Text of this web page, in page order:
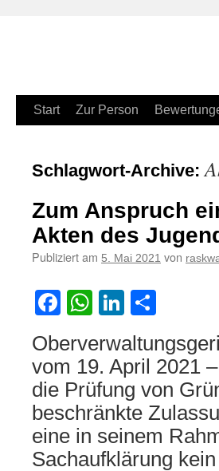
Zum
springen
Start Zur Person
Schlagwort-Archive:
Zum Anspruch
Akten des
Publiziert am 5. Mai 2021 von
Facebook
WhatsApp
LinkedIn
vom 19. April 2021
die Prüfung von
beschränkte
eine in seinem
Sachaufklärung